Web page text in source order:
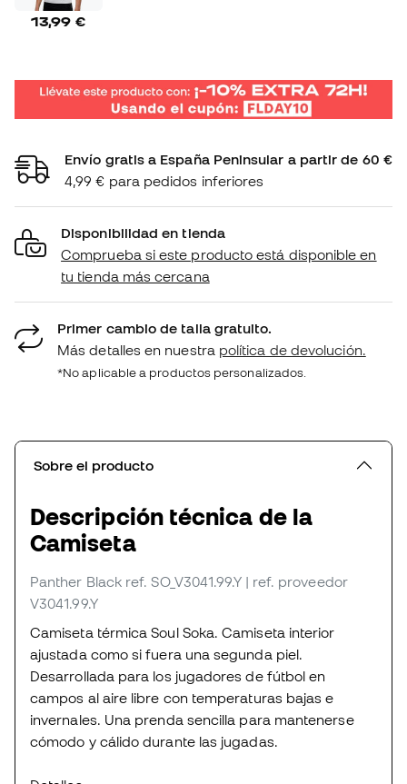
13,99 €
Envío gratis a España Peninsular a partir de 60 €
4,99 € para pedidos inferiores
Disponibilidad en tienda
Comprueba si este producto está disponible en
tu tienda más cercana
Primer cambio de talla gratuito.
Más detalles en nuestra política de devolución.
*No aplicable a productos personalizados.
Sobre el producto
Descripción técnica de la
Camiseta
Panther Black ref. SO_V3041.99.Y | ref. proveedor
V3041.99.Y
Camiseta térmica Soul Soka. Camiseta interior
ajustada como si fuera una segunda piel.
Desarrollada para los jugadores de fútbol en
campos al aire libre con temperaturas bajas e
invernales. Una prenda sencilla para mantenerse
cómodo y cálido durante las jugadas.